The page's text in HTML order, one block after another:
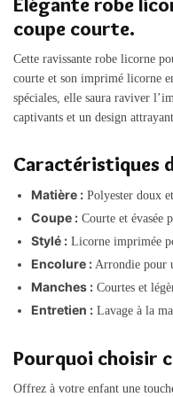
Élégante robe
coupe courte.
Cette ravissante robe licorne
courte et son imprimé licorne
spéciales, elle saura raviver
captivants et un design
Caractéristiques
Matière : Polyester doux
Coupe : Courte et évasée
Stylé : Licorne imprimée
Encolure : Arrondie pour
Manches : Courtes et
Entretien : Lavage à la
Pourquoi choisir
Offrez à votre enfant une